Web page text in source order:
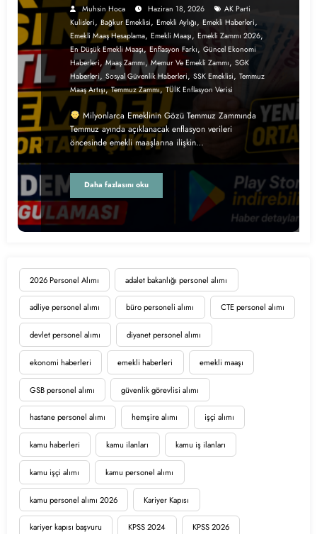
2026 Personel Alımı adalet bakanlığı personel alımı
adliye personel alımı büro personeli alımı CTE personel alımı
devlet personel alımı diyanet personel alımı
ekonomi haberleri emekli haberleri emekli maaşı
GSB personel alımı güvenlik görevlisi alımı
hastane personel alımı hemşire alımı işçi alımı
kamu haberleri kamu ilanları kamu iş ilanları
kamu işçi alımı kamu personel alımı
kamu personel alımı 2026 Kariyer Kapısı
kariyer kapısı başvuru KPSS 2024 KPSS 2026
Muhsin Hoca Haziran 18, 2026
AK Parti
Kulisleri,Bağkur Emeklisi, Emekli Aylığı, Emekli Haberleri,
Emekli Maaş Hesaplama, Emekli Maaşı, Emekli Zammı 2026,
En Düşük Emekli Maaşı,Enflasyon Farkı, Güncel Ekonomi
Haberleri,Maaş Zammı,Memur Ve Emekli Zammı, SGK
Haberleri, Sosyal Güvenlik Haberleri, SSK Emeklisi, Temmuz
Maaş Artışı,Temmuz Zammı,TÜİK Enflasyon Verisi
Milyonlarca Emeklinin Gözü Temmuz Zammında
Temmuz ayında açıklanacak enflasyon verileri
öncesinde emekli maaşlarına ilişkin…
Daha fazlasını oku